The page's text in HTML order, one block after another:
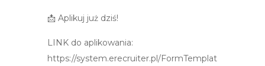
📩 Aplikuj już dziś!
LINK do aplikowania:
https://system.erecruiter.pl/FormTemplat